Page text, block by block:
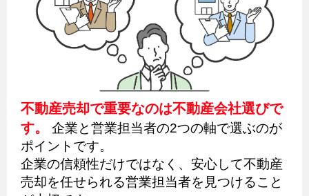
不動産売却で重要なのは不動産会社選びで
す。
企業と営業担当者の2つの軸で選ぶのが
ポイントです。
企業の信頼性だけではなく、安心して不動産
売却を任せられる営業担当者を見つけること